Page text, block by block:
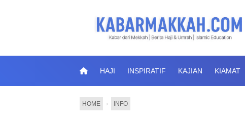
HAJI INSPIRATIF KAJIAN KIAMAT
HOME › INFO